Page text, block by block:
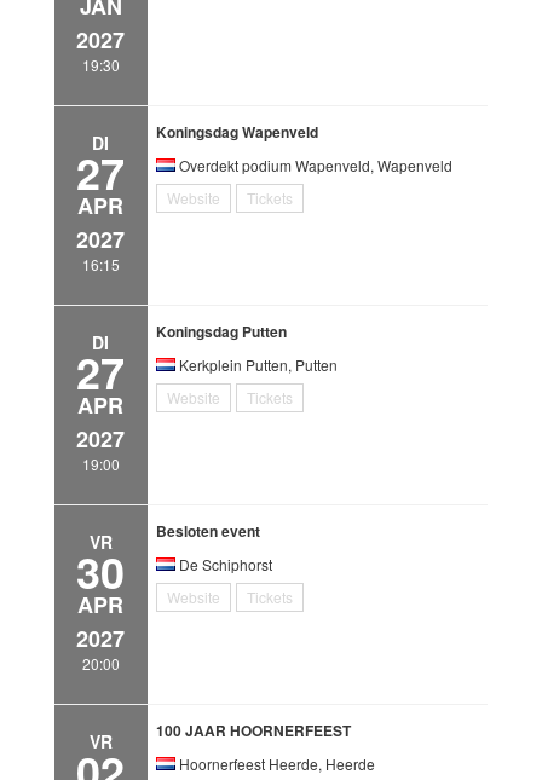
2027
19:30
DI
27
APR
2027
16:15
Koningsdag Wapenveld
Overdekt podium Wapenveld, Wapenveld
Website
Tickets
DI
27
APR
2027
19:00
Koningsdag Putten
Kerkplein Putten, Putten
Website
Tickets
VR
30
APR
2027
20:00
Besloten event
De Schiphorst
Website
Tickets
VR 100 JAAR HOORNERFEEST
Hoornerfeest Heerde, Heerde